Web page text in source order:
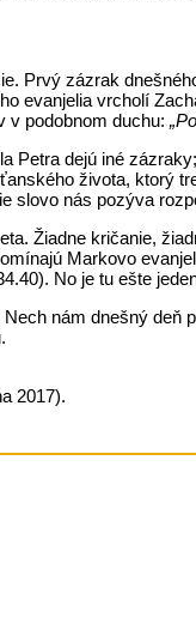
Prvý zázrak
evanjelia vrcholí
v podobnom duchu:
dejú iné
života, ktorý
slovo nás pozýva
Žiadne kričanie,
Markovo
No je tu ešte
nám dnešný
2017).